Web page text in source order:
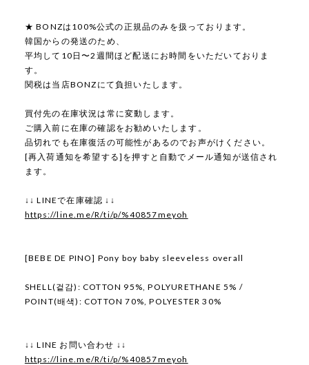
★ BONZは100%公式の正規品のみを扱っております。
韓国からの発送のため、
平均して10日〜2週間ほど配送にお時間をいただいておりま
す。
関税は当店BONZにて負担いたします。
買付先の在庫状況は常に変動します。
ご購入前に在庫の確認をお勧めいたします。
品切れでも在庫復活の可能性があるのでお声がけください。
[再入荷通知を希望する]を押すと自動でメール通知が送信され
ます。
↓↓ LINEで在庫確認 ↓↓
https://line.me/R/ti/p/%40857meyoh
[BEBE DE PINO] Pony boy baby sleeveless overall
SHELL(겉감): COTTON 95%, POLYURETHANE 5% /
POINT(배색): COTTON 70%, POLYESTER 30%
↓↓ LINE お問い合わせ ↓↓
https://line.me/R/ti/p/%40857meyoh